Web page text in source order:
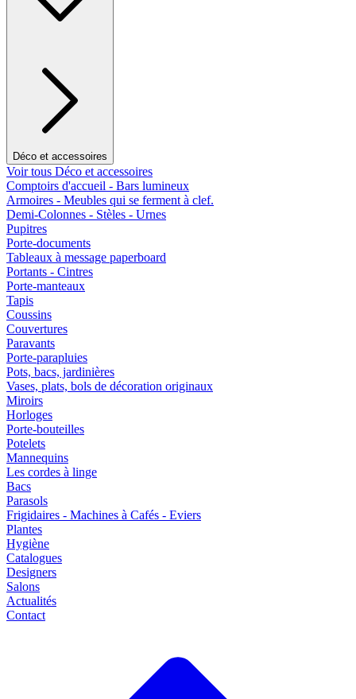
Déco et accessoires
Voir tous Déco et accessoires
Comptoirs d'accueil - Bars lumineux
Armoires - Meubles qui se ferment à clef.
Demi-Colonnes - Stèles - Urnes
Pupitres
Porte-documents
Tableaux à message paperboard
Portants - Cintres
Porte-manteaux
Tapis
Coussins
Couvertures
Paravants
Porte-parapluies
Pots, bacs, jardinières
Vases, plats, bols de décoration originaux
Miroirs
Horloges
Porte-bouteilles
Potelets
Mannequins
Les cordes à linge
Bacs
Parasols
Frigidaires - Machines à Cafés - Eviers
Plantes
Hygiène
Catalogues
Designers
Salons
Actualités
Contact